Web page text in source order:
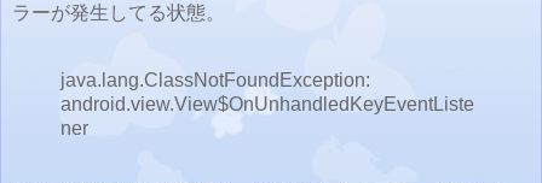
ラーが発生してる状態。
java.lang.ClassNotFoundException:
android.view.View$OnUnhandledKeyEventListe
ner